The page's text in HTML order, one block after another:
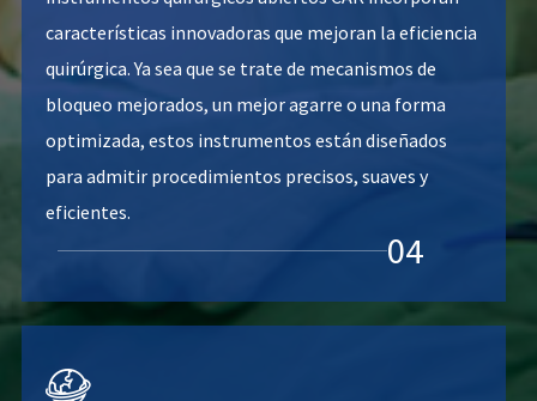
características innovadoras que mejoran la eficiencia
quirúrgica. Ya sea que se trate de mecanismos de
bloqueo mejorados, un mejor agarre o una forma
optimizada, estos instrumentos están diseñados
para admitir procedimientos precisos, suaves y
eficientes.
04
